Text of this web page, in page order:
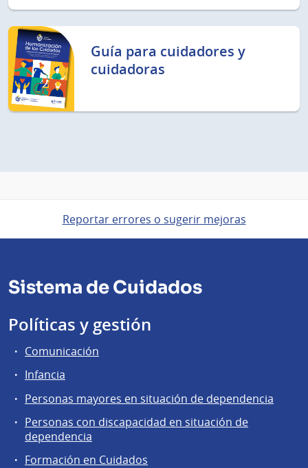
Guía para cuidadores y
cuidadoras
Reportar errores o sugerir mejoras
Sistema de Cuidados
Políticas y gestión
Comunicación
Infancia
Personas mayores en situación de dependencia
Personas con discapacidad en situación de
dependencia
Formación en Cuidados